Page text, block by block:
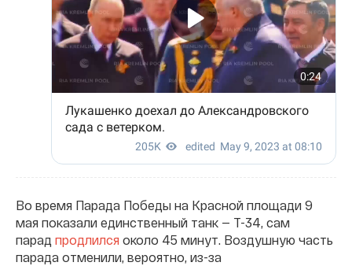
Во время Парада Победы на Красной площади 9
мая показали единственный танк — Т-34, сам
парад продлился около 45 минут. Воздушную часть
парада отменили, вероятно, из-за